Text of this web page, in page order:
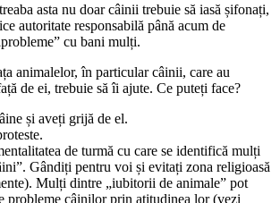
asta nu doar câinii trebuie să iasă șifonați,
autoritate responsabilă până acum de
cu bani mulți.
animalelor, în particular câinii, care au
de ei, trebuie să îi ajute. Ce puteți face?
și aveți grijă de el.
de turmă cu care se identifică mulți
Gândiți pentru voi și evitați zona religioasă
Mulți dintre „iubitorii de animale” pot
probleme câinilor prin atitudinea lor (vezi